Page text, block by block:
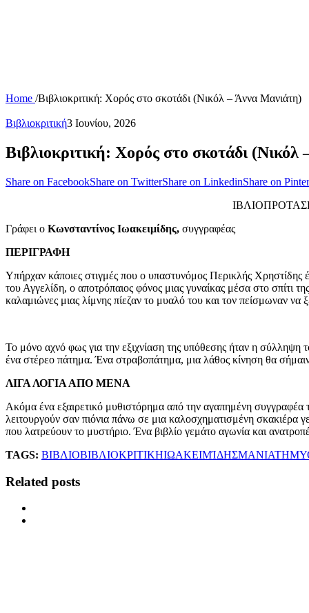
Home /Βιβλιοκριτική: Χορός στο σκοτάδι (Νικόλ – Άννα Μανιάτη)
Βιβλιοκριτική3 Ιουνίου, 2026
Βιβλιοκριτική: Χορός στο σκοτάδι
Share on FacebookShare on TwitterShare on LinkedinShare on
Γράφει ο Κωνσταντίνος Ιωακειμίδης, συγγραφέας
ΠΕΡΙΓΡΑΦΗ
Υπήρχαν κάποιες στιγμές που ο υπαστυνόμος Περικλής
του Αγγελίδη, ο αποτρόπαιος φόνος μιας γυναίκας μέσα στο σπίτι
καλαμιώνες μιας λίμνης πίεζαν το μυαλό του και τον πείσμωναν να
Το μόνο αχνό φως για την εξιχνίαση της υπόθεσης ήταν η
ένα στέρεο πάτημα. Ένα στραβοπάτημα, μια λάθος κίνηση θα
ΛΙΓΑ ΛΟΓΙΑ ΑΠΟ ΜΕΝΑ
Ακόμα ένα εξαιρετικό μυθιστόρημα από την αγαπημένη
λειτουργούν σαν πιόνια πάνω σε μια καλοσχηματισμένη σκακιέρα
που λατρεύουν το μυστήριο. Ένα βιβλίο γεμάτο αγωνία και
TAGS: ΒΙΒΛΙΟΒΙΒΛΙΟΚΡΙΤΙΚΗΙΩΑΚΕΙΜΊΔΗΣΜΑΝΙΑΤΗ
Related posts